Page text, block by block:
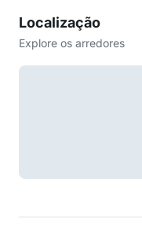
Localização
Explore os arredores